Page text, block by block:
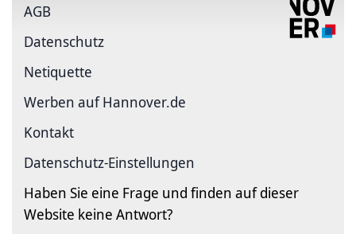
AGB
Datenschutz
Netiquette
Werben auf Hannover.de
Kontakt
Datenschutz-Einstellungen
Haben Sie eine Frage und finden auf dieser
Website keine Antwort?